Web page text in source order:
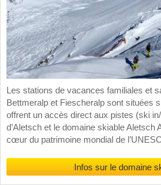
Les stations de vacances familiales et
Bettmeralp et Fiescheralp sont situées
offrent un accès direct aux pistes (ski
d’Aletsch et le domaine skiable Aletsch
cœur du patrimoine mondial de
Infos sur le domaine